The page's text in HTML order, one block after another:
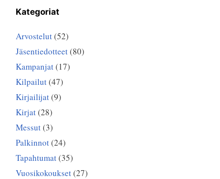
Kategoriat
Arvostelut(52)
Jäsentiedotteet(80)
Kampanjat(17)
Kilpailut(47)
Kirjailijat(9)
Kirjat(28)
Messut(3)
Palkinnot(24)
Tapahtumat(35)
Vuosikokoukset(27)